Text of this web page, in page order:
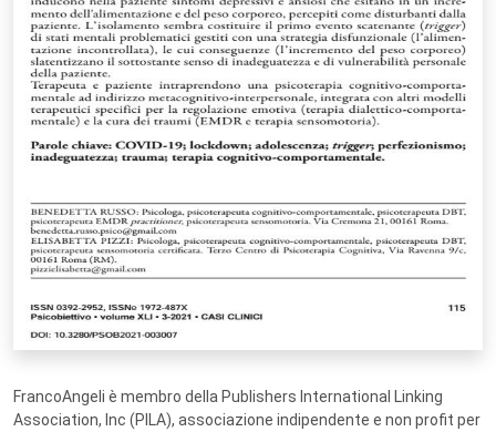
FrancoAngeli è membro della Publishers International Linking
Association, Inc (PILA), associazione indipendente e non profit per